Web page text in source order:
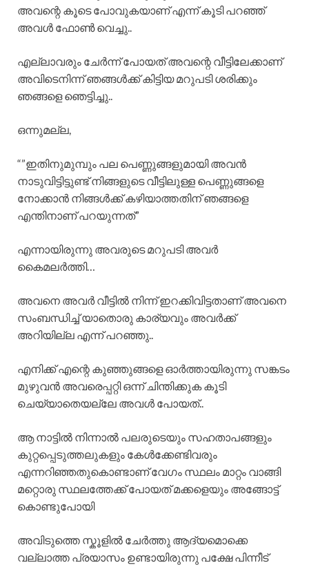
അവന്റെ കൂടെ പോവുകയാണ് എന്ന് കൂടി പറഞ്ഞ്
അവൾ ഫോൺ വെച്ചു..
എല്ലാവരും ചേർന്ന് പോയത് അവന്റെ വീട്ടിലേക്കാണ്
അവിടെനിന്ന് ഞങ്ങൾക്ക് കിട്ടിയ മറുപടി ശരിക്കും
ഞങ്ങളെ ഞെട്ടിച്ചു..
ഒന്നുമല്ല,
“”ഇതിനുമുമ്പും പല പെണ്ണുങ്ങളുമായി അവൻ
നാടുവിട്ടിട്ടുണ്ട് നിങ്ങളുടെ വീട്ടിലുള്ള പെണ്ണുങ്ങളെ
നോക്കാൻ നിങ്ങൾക്ക് കഴിയാത്തതിന് ഞങ്ങളെ
എന്തിനാണ് പറയുന്നത്”
എന്നായിരുന്നു അവരുടെ മറുപടി അവർ
കൈമലർത്തി…
അവനെ അവർ വീട്ടിൽ നിന്ന് ഇറക്കിവിട്ടതാണ് അവനെ
സംബന്ധിച്ച് യാതൊരു കാര്യവും അവർക്ക്
അറിയില്ല എന്ന് പറഞ്ഞു..
എനിക്ക് എന്റെ കുഞ്ഞുങ്ങളെ ഓർത്തായിരുന്നു സങ്കടം
മുഴുവൻ അവരെപ്പറ്റി ഒന്ന് ചിന്തിക്കുക കൂടി
ചെയ്യാതെയല്ലേ അവൾ പോയത്..
ആ നാട്ടിൽ നിന്നാൽ പലരുടെയും സഹതാപങ്ങളും
കുറ്റപ്പെടുത്തലുകളും കേൾക്കേണ്ടിവരും
എന്നറിഞ്ഞതുകൊണ്ടാണ് വേഗം സ്ഥലം മാറ്റം വാങ്ങി
മറ്റൊരു സ്ഥലത്തേക്ക് പോയത് മക്കളെയും അങ്ങോട്ട്
കൊണ്ടുപോയി
അവിടുത്തെ സ്കൂളിൽ ചേർത്തു ആദ്യമൊക്കെ
വല്ലാത്ത പ്രയാസം ഉണ്ടായിരുന്നു പക്ഷേ പിന്നീട്